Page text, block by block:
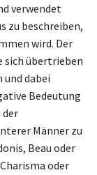
verwendet
zu beschreiben,
wird. Der
sich übertrieben
dabei
Bedeutung
der
Männer zu
Beau oder
oder